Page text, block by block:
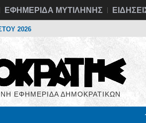
ΕΦΗΜΕΡΙΔΑ ΜΥΤΙΛΗΝΗΣ
2026
ΕΦΗΜΕΡΙΔΑ ΔΗΜΟΚΡΑΤΙΚΩΝ